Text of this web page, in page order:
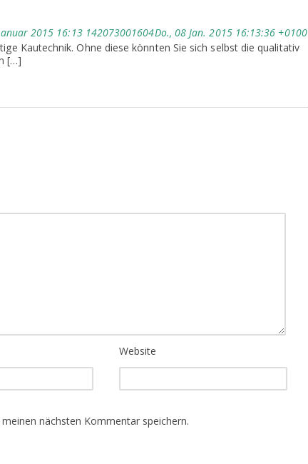
2015 16:13 142073001604Do., 08 Jan. 2015 16:13:36 +0100
Kautechnik. Ohne diese könnten Sie sich selbst die qualitativ
[…]
Website
nächsten Kommentar speichern.